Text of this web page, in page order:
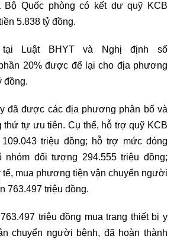
Quốc phòng có kết dư quỹ KCB
5.838 tỷ đồng.
Luật BHYT và Nghị định số
20% được để lại cho địa phương
đồng.
đã được các địa phương phân bổ và
thứ tự ưu tiên. Cụ thể, hỗ trợ quỹ KCB
triệu đồng; hỗ trợ mức đóng
nhóm đối tượng 294.555 triệu đồng;
tế, mua phương tiện vận chuyển người
763.497 triệu đồng.
triệu đồng mua trang thiết bị y
chuyển người bệnh, đã hoàn thành